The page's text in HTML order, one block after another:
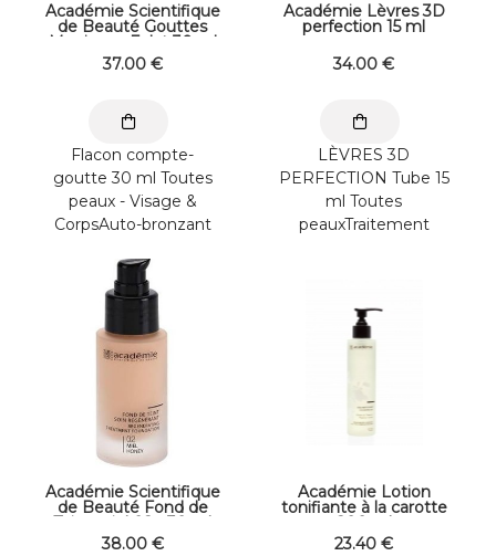
Académie Scientifique
de Beauté Gouttes
Magiques Eclat 30 ml
37.00 €
Flacon compte-
goutte 30 ml Toutes
peaux - Visage &
CorpsAuto-bronzant
bronzant intelligent se
...
Académie Lèvres 3D
perfection 15 ml
34.00 €
LÈVRES 3D
PERFECTION Tube 15
ml Toutes
peauxTraitement
Académie Scientifique
de Beauté Fond de
Teint miel 02 - 30 ml
38.00 €
Académie Lotion
tonifiante à la carotte
200 ml
23.40 €